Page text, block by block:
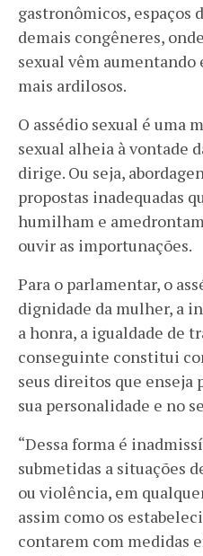
gastronômicos, espaços
demais congêneres,
sexual vêm aumentando
mais ardilosos.
O assédio sexual é uma
sexual alheia à vontade
dirige. Ou seja,
propostas inadequadas
humilham e
ouvir as importunações.
Para o parlamentar, o
dignidade da mulher, a
a honra, a igualdade de
conseguinte constitui
seus direitos que enseja
sua personalidade e no
“Dessa forma é
submetidas a situações
ou violência, em
assim como os
contarem com medidas